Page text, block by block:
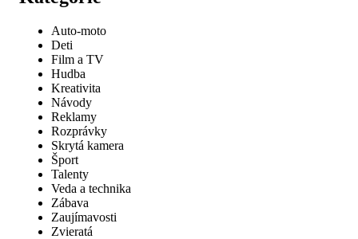
Auto-moto
Deti
Film a TV
Hudba
Kreativita
Návody
Reklamy
Rozprávky
Skrytá kamera
Šport
Talenty
Veda a technika
Zábava
Zaujímavosti
Zvieratá